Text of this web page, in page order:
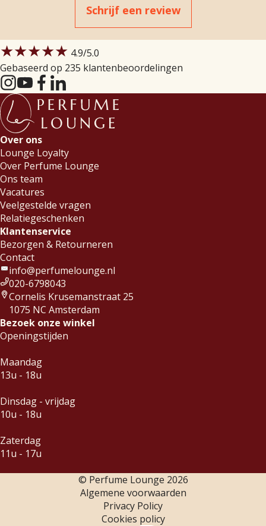
Schrijf een review
★★★★★ 4.9/5.0
Gebaseerd op 235 klantenbeoordelingen
Over ons
Lounge Loyalty
Over Perfume Lounge
Ons team
Vacatures
Veelgestelde vragen
Relatiegeschenken
Klantenservice
Bezorgen & Retourneren
Contact
info@perfumelounge.nl
020-6798043
Cornelis Krusemanstraat 25
1075 NC Amsterdam
Bezoek onze winkel
Openingstijden
Maandag
13u - 18u
Dinsdag - vrijdag
10u - 18u
Zaterdag
11u - 17u
© Perfume Lounge 2026
Algemene voorwaarden
Privacy Policy
Cookies policy